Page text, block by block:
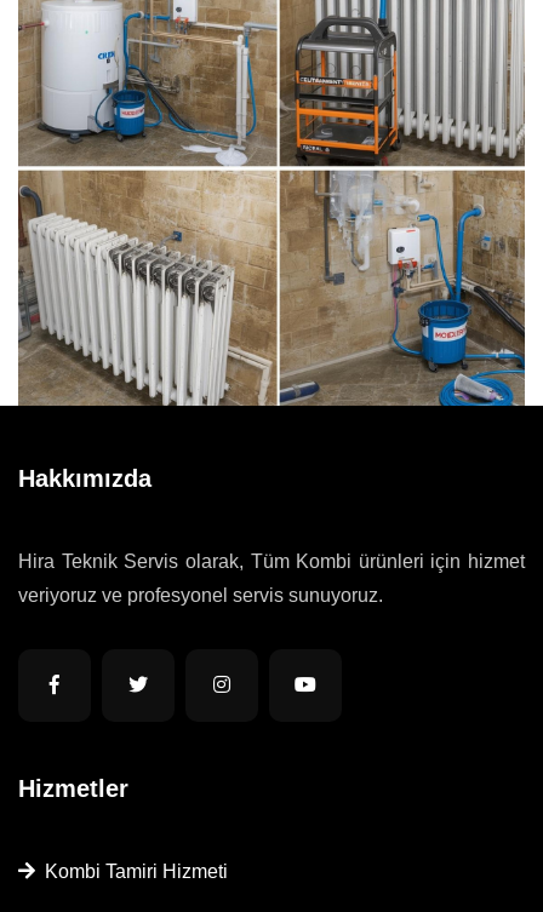
Hakkımızda
Hira Teknik Servis olarak, Tüm Kombi ürünleri için hizmet
veriyoruz ve profesyonel servis sunuyoruz.
Hizmetler
Kombi Tamiri Hizmeti